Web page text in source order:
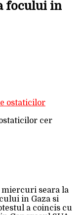
focului in
cer
miercuri seara la
in Gaza si
a coincis cu